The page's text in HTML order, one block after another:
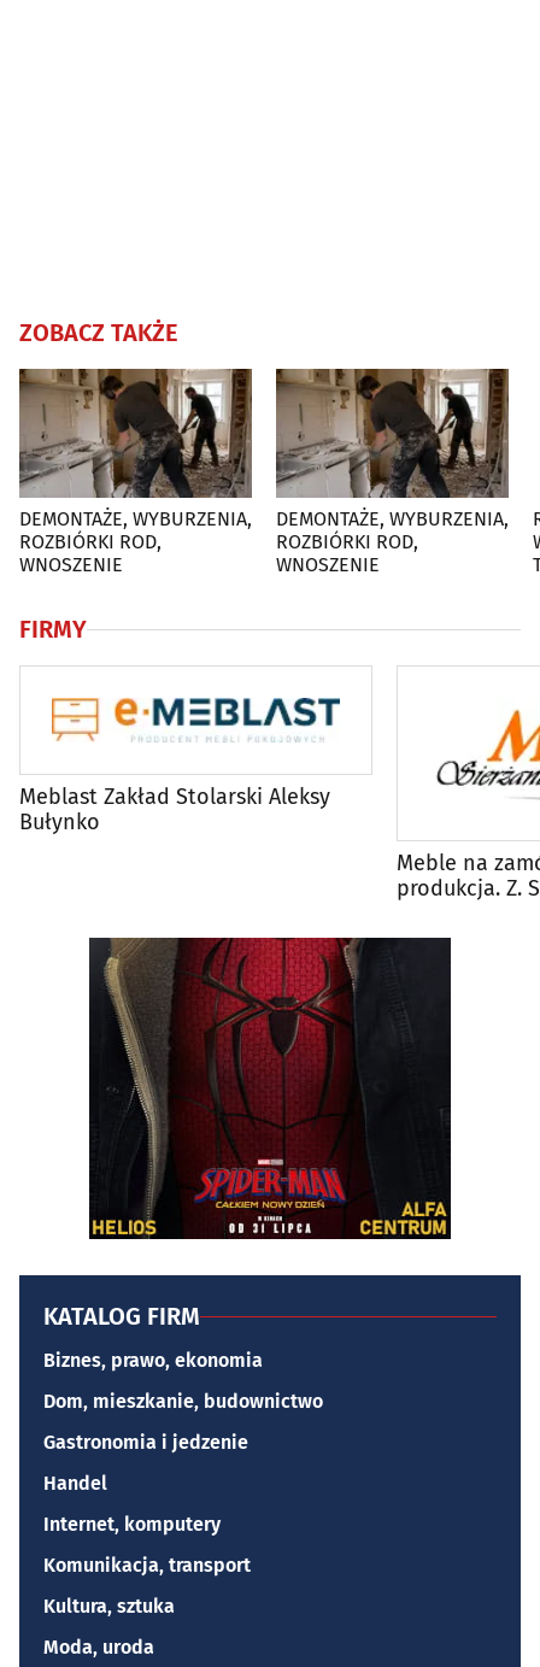
ZOBACZ TAKŻE
DEMONTAŻE, WYBURZENIA,
ROZBIÓRKI ROD,
WNOSZENIE
DEMONTAŻE, WYBURZENIA,
ROZBIÓRKI ROD,
WNOSZENIE
FIRMY
Meblast Zakład Stolarski Aleksy
Bułynko
Meble na
produkcja. Z.
KATALOG FIRM
Biznes, prawo, ekonomia
Dom, mieszkanie, budownictwo
Gastronomia i jedzenie
Handel
Internet, komputery
Komunikacja, transport
Kultura, sztuka
Moda, uroda